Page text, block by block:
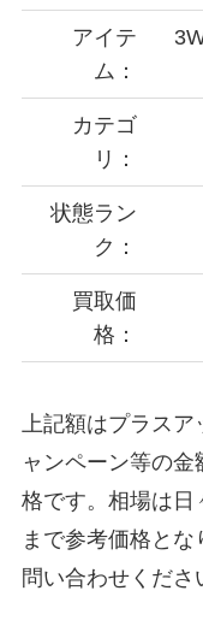
アイテ
ム：
カテゴ
リ：
状態ラン
ク：
買取価
格：
上記額はプラスア
ャンペーン等の
格です。相場は日
まで参考価格と
問い合わせくださ